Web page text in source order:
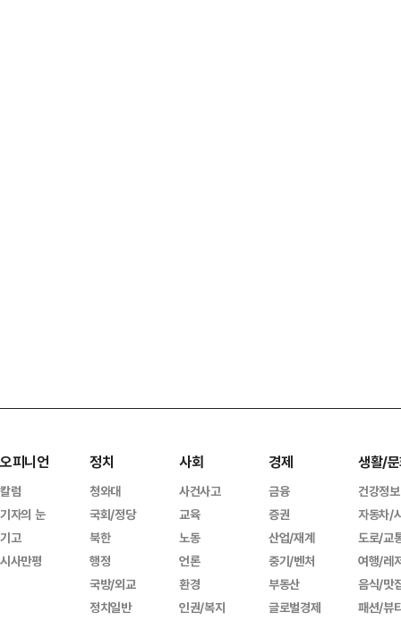
오피니언
칼럼
기자의 눈
기고
시사만평
정치
청와대
국회/정당
북한
행정
국방/외교
정치일반
사회
사건사고
교육
노동
언론
환경
인권/복지
경제
금융
증권
산업/재계
중기/벤처
부동산
글로벌경제
생활/
건강정보
자동차/
도로/교
여행/레
음식/맛
패션/뷰